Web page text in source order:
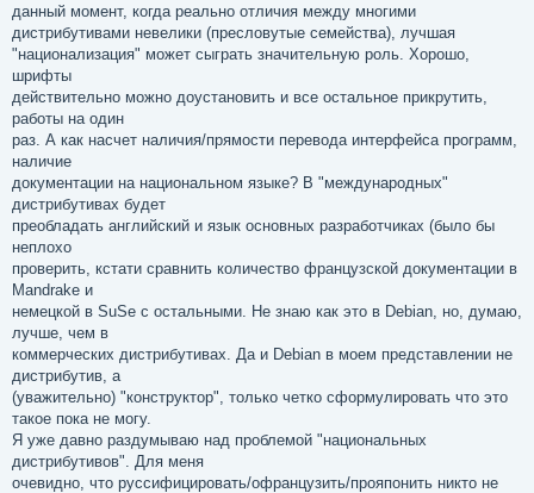
данный момент, когда реально отличия между многими
дистрибутивами невелики (пресловутые семейства), лучшая
"национализация" может сыграть значительную роль. Хорошо,
шрифты
действительно можно доустановить и все остальное прикрутить,
работы на один
раз. А как насчет наличия/прямости перевода интерфейса программ,
наличие
документации на национальном языке? В "международных"
дистрибутивах будет
преобладать английский и язык основных разработчиках (было бы
неплохо
проверить, кстати сравнить количество французской документации в
Mandrake и
немецкой в SuSe с остальными. Не знаю как это в Debian, но, думаю,
лучше, чем в
коммерческих дистрибутивах. Да и Debian в моем представлении не
дистрибутив, а
(уважительно) "конструктор", только четко сформулировать что это
такое пока не могу.
Я уже давно раздумываю над проблемой "национальных
дистрибутивов". Для меня
очевидно, что руссифицировать/офранцузить/прояпонить никто не